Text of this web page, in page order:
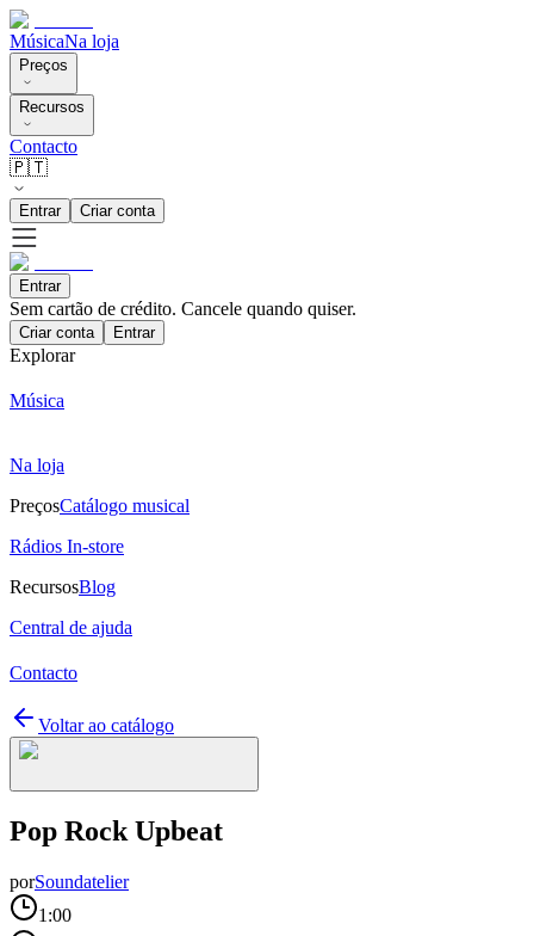
MúsicaNa loja
Preços
Recursos
Contacto
🇵🇹
Entrar Criar conta
Entrar
Sem cartão de crédito. Cancele quando quiser.
Criar conta Entrar
Explorar
Música
Na loja
PreçosCatálogo musical
Rádios In-store
RecursosBlog
Central de ajuda
Contacto
Voltar ao catálogo
Pop Rock Upbeat
porSoundatelier
1:00